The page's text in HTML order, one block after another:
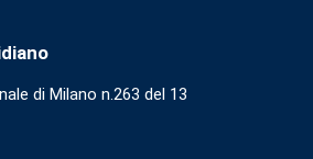
di Milano n.263 del 13